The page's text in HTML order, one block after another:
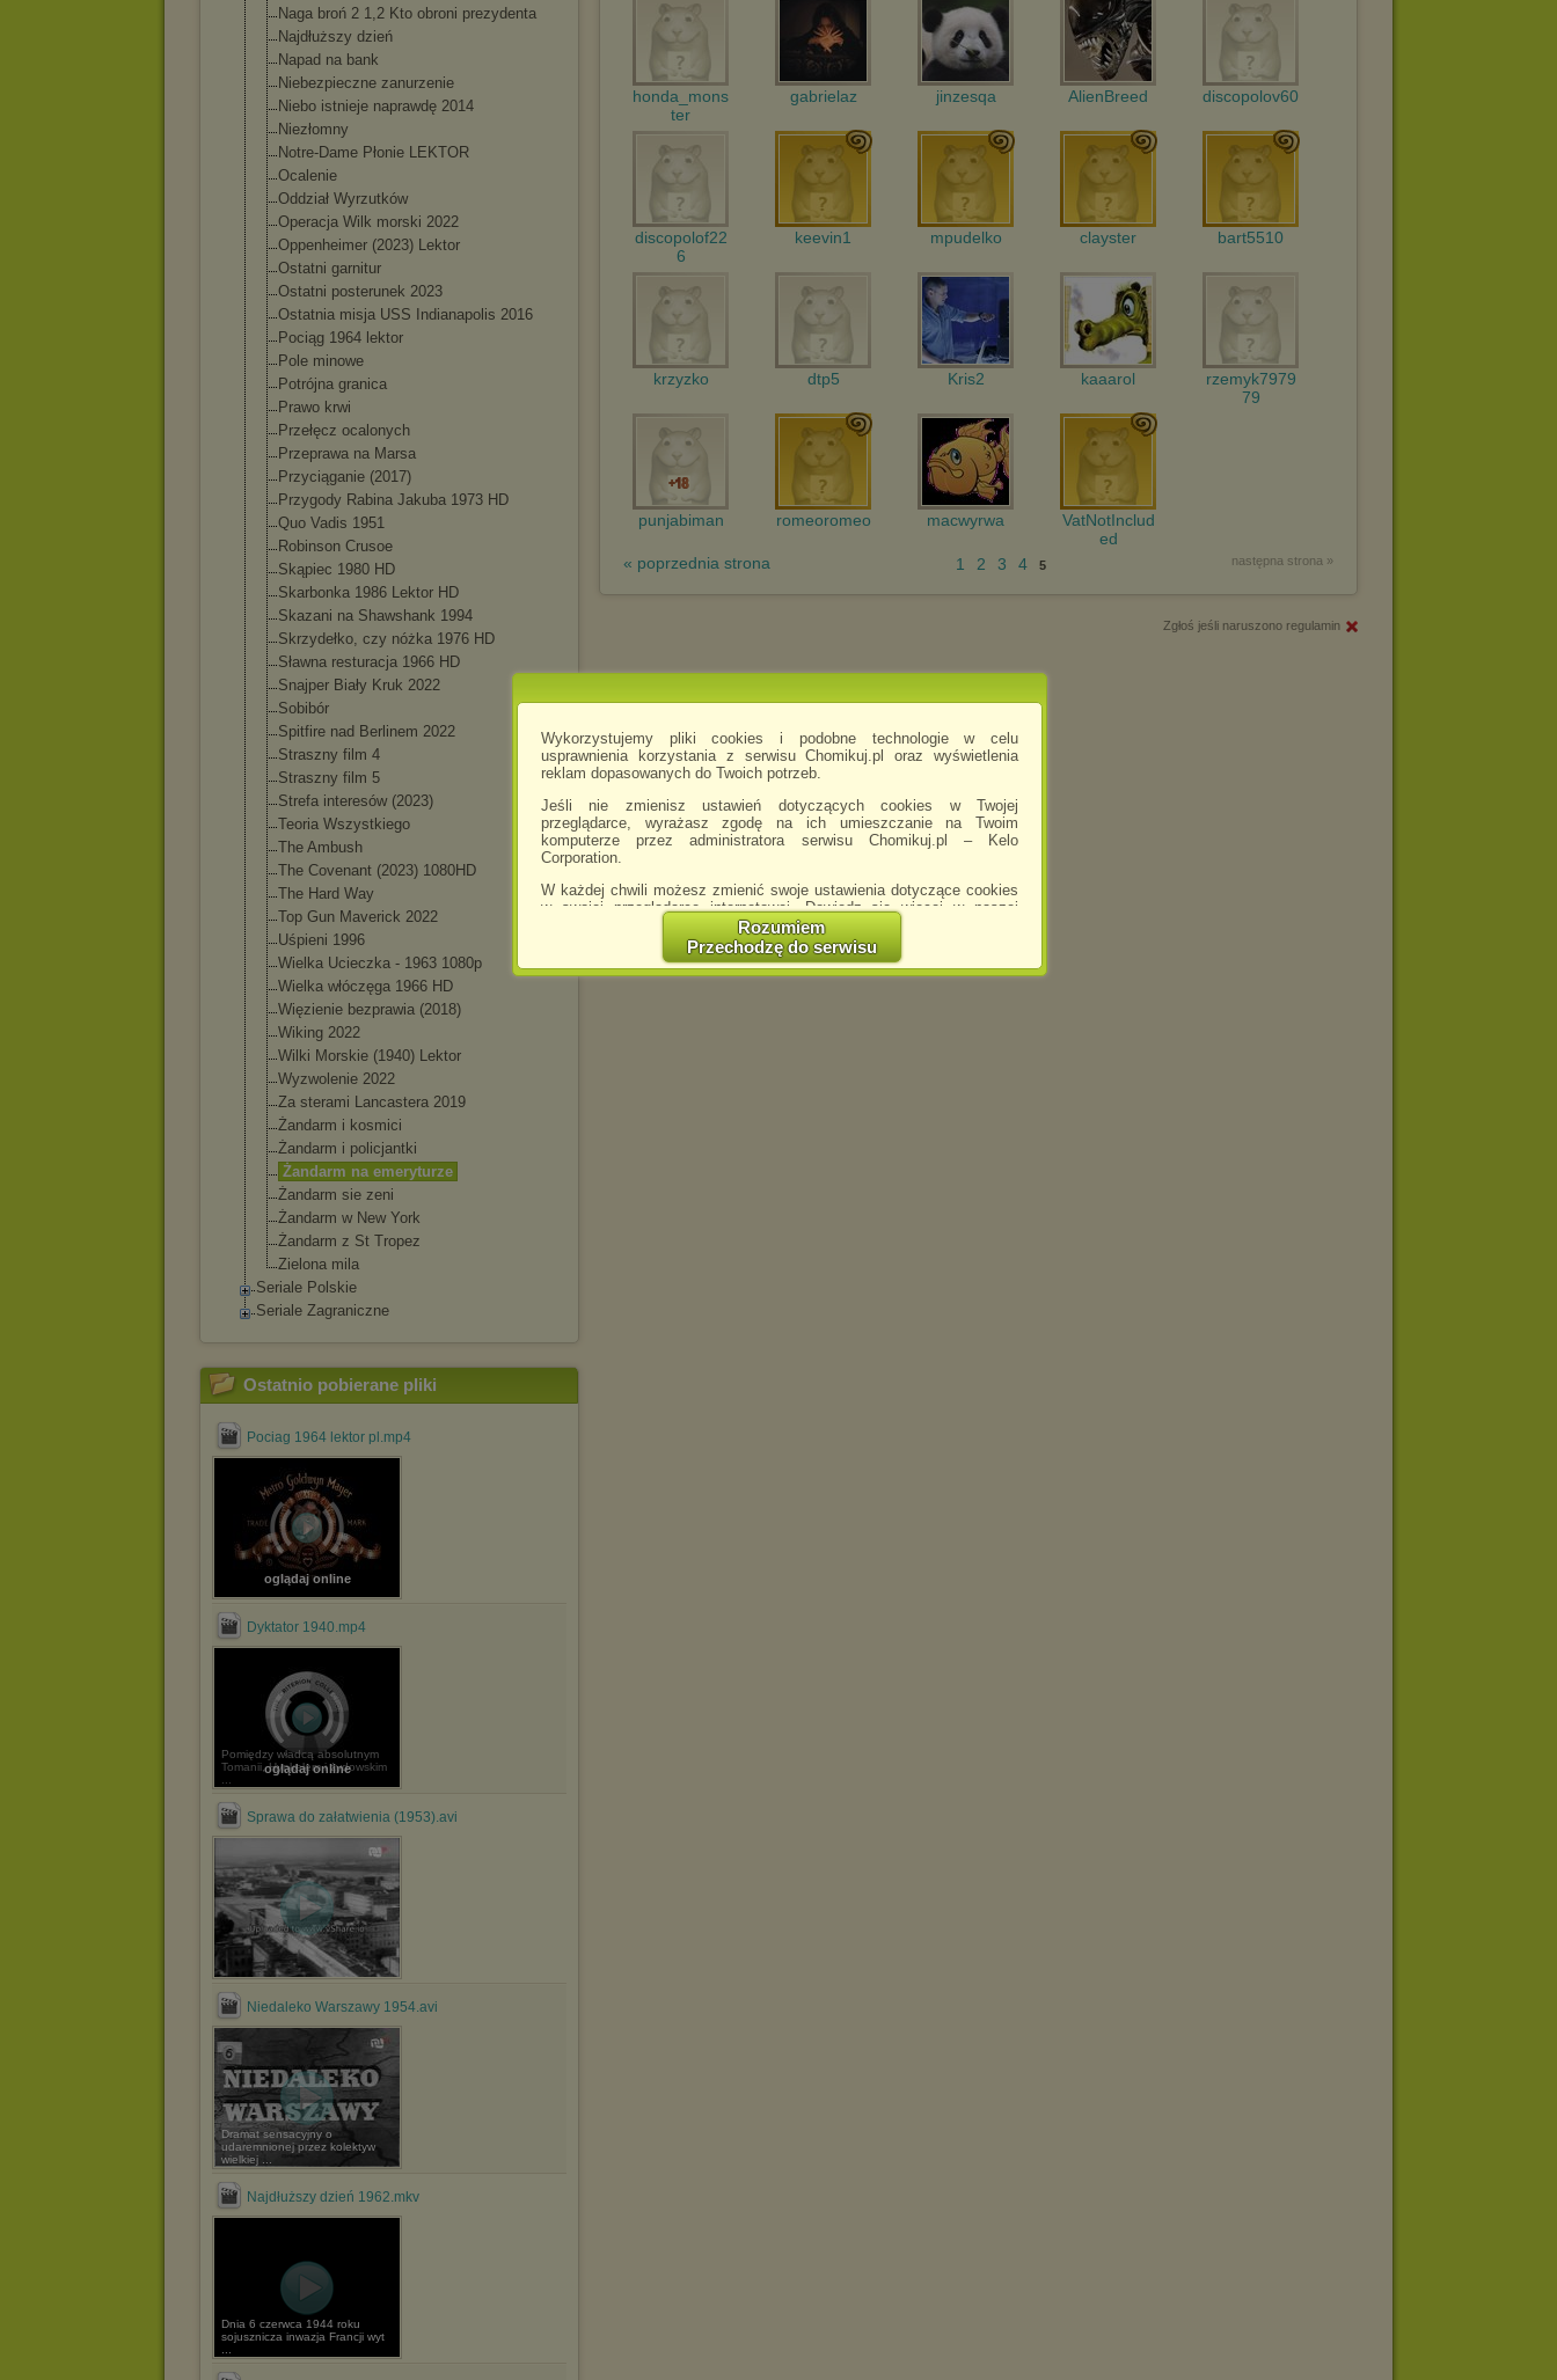
Wykorzystujemy pliki cookies i podobne technologie w celu
usprawnienia korzystania z serwisu Chomikuj.pl oraz wyświetlenia
reklam dopasowanych do Twoich potrzeb.
Jeśli nie zmienisz ustawień dotyczących cookies w Twojej
przeglądarce, wyrażasz zgodę na ich umieszczanie na Twoim
komputerze przez administratora serwisu Chomikuj.pl – Kelo
Corporation.
W każdej chwili możesz zmienić swoje ustawienia dotyczące cookies
w swojej przeglądarce internetowej. Dowiedz się więcej w naszej
http://chomikuj.pl/PolitykaPrywatnosci.aspx
Jednocześnie informujemy że zmiana ustawień przeglądarki może
spowodować ograniczenie korzystania ze strony Chomikuj.pl.
Rozumiem
Przechodzę do serwisu
Naga broń 2 1,2 Kto obroni prezydenta
Najdłuższy dzień
Napad na bank
Niebezpieczne zanurzenie
Niebo istnieje naprawdę 2014
Niezłomny
Notre-Dame Płonie LEKTOR
Ocalenie
Oddział Wyrzutków
Operacja Wilk morski 2022
Oppenheimer (2023) Lektor
Ostatni garnitur
Ostatni posterunek 2023
Ostatnia misja USS Indianapolis 2016
Pociąg 1964 lektor
Pole minowe
Potrójna granica
Prawo krwi
Przełęcz ocalonych
Przeprawa na Marsa
Przyciąganie (2017)
Przygody Rabina Jakuba 1973 HD
Quo Vadis 1951
Robinson Crusoe
Skąpiec 1980 HD
Skarbonka 1986 Lektor HD
Skazani na Shawshank 1994
Skrzydełko, czy nóżka 1976 HD
Sławna resturacja 1966 HD
Snajper Biały Kruk 2022
Sobibór
Spitfire nad Berlinem 2022
Straszny film 4
Straszny film 5
Strefa interesów (2023)
Teoria Wszystkiego
The Ambush
The Covenant (2023) 1080HD
The Hard Way
Top Gun Maverick 2022
Uśpieni 1996
Wielka Ucieczka - 1963 1080p
Wielka włóczęga 1966 HD
Więzienie bezprawia (2018)
Wiking 2022
Wilki Morskie (1940) Lektor
Wyzwolenie 2022
Za sterami Lancastera 2019
Żandarm i kosmici
Żandarm i policjantki
Żandarm na emeryturze
Żandarm sie zeni
Żandarm w New York
Żandarm z St Tropez
Zielona mila
Seriale Polskie
Seriale Zagraniczne
Ostatnio pobierane pliki
Pociag 1964 lektor pl.mp4
oglądaj online
Dyktator 1940.mp4
oglądaj online
Pomiędzy władcą absolutnym
Tomanii, Hynkelem i żydowskim
Sprawa do załatwienia (1953).avi
Niedaleko Warszawy 1954.avi
Dramat sensacyjny o
udaremnionej przez kolektyw
wielkiej ...
Najdłuższy dzień 1962.mkv
Dnia 6 czerwca 1944 roku
sojusznicza inwazja Francji wyt
honda_mons
ter
gabrielaz jinzesqa AlienBreed discopolov60
discopolof22
6
keevin1 mpudelko clayster bart5510
krzyzko dtp5 Kris2 kaaarol
rzemyk7979
79
punjabiman romeoromeo macwyrwa
VatNotInclud
ed
« poprzednia strona
następna strona »
1 2 3 4 5
Zgłoś jeśli naruszono regulamin